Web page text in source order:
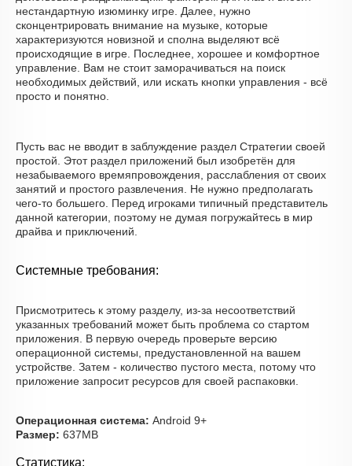
нестандартную изюминку игре. Далее, нужно
сконцентрировать внимание на музыке, которые
характеризуются новизной и сполна выделяют всё
происходящие в игре. Последнее, хорошее и комфортное
управление. Вам не стоит заморачиваться на поиск
необходимых действий, или искать кнопки управления - всё
просто и понятно.
Пусть вас не вводит в заблуждение раздел Стратегии своей
простой. Этот раздел приложений был изобретён для
незабываемого времяпровождения, расслабления от своих
занятий и простого развлечения. Не нужно предполагать
чего-то большего. Перед игроками типичный представитель
данной категории, поэтому не думая погружайтесь в мир
драйва и приключений.
Системные требования:
Присмотритесь к этому разделу, из-за несоответствий
указанных требований может быть проблема со стартом
приложения. В первую очередь проверьте версию
операционной системы, предустановленной на вашем
устройстве. Затем - количество пустого места, потому что
приложение запросит ресурсов для своей распаковки.
Операционная система: Android 9+
Размер: 637MB
Статистика: